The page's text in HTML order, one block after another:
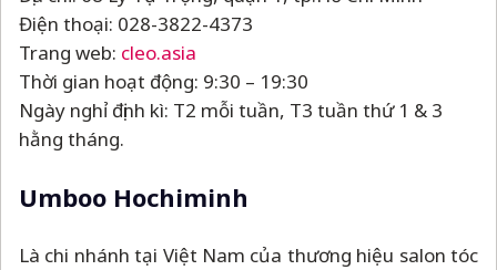
Điện thoại: 028-3822-4373
Trang web: cleo.asia
Thời gian hoạt động: 9:30 – 19:30
Ngày nghỉ định kì: T2 mỗi tuần, T3 tuần thứ 1 & 3
hằng tháng.
Umboo Hochiminh
Là chi nhánh tại Việt Nam của thương hiệu salon tóc